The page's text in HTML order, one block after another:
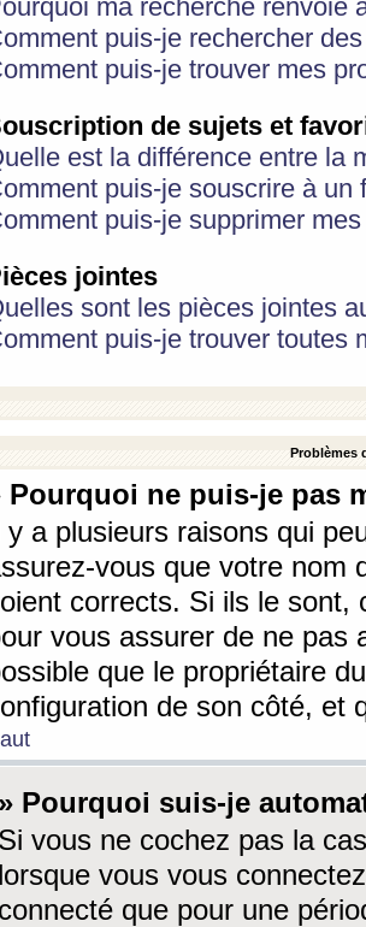
ma recherche renvoie
puis-je rechercher
puis-je trouver mes
de sujets et
est la différence entre la
puis-je souscrire à
puis-je supprimer
jointes
sont les pièces jointes
puis-je trouver toutes
Problèmes
Pourquoi ne puis-je pas
y a plusieurs raisons qui
vous que votre nom
corrects. Si ils le sont,
vous assurer de ne pas
que le propriétaire
de son côté, et
» Pourquoi suis-je
Si vous ne cochez pas la
lorsque vous vous
connecté que pour une